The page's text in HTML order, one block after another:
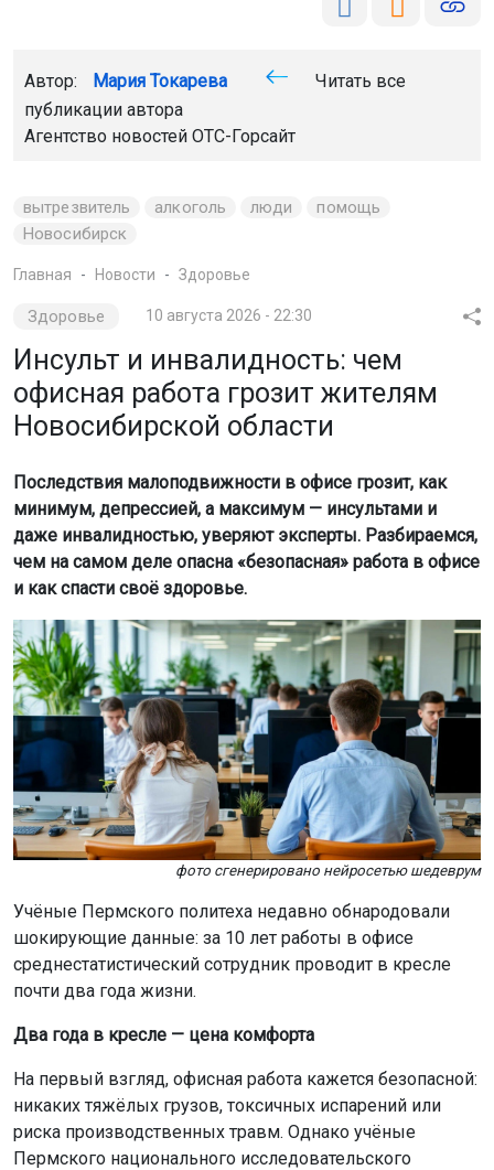
Автор: Мария Токарева
Читать все
публикации автора
Агентство новостей ОТС-Горсайт
вытрезвитель алкоголь люди
помощь
Новосибирск
Главная Новости Здоровье
Здоровье 10 августа 2026 - 22:30
Инсульт и инвалидность: чем
офисная работа грозит жителям
Новосибирской области
Последствия малоподвижности в офисе грозит, как
минимум, депрессией, а максимум — инсультами и
даже инвалидностью, уверяют эксперты. Разбираемся,
чем на самом деле опасна «безопасная» работа в офисе
и как спасти своё здоровье.
фото сгенерировано нейросетью шедеврум
Учёные Пермского политеха недавно обнародовали
шокирующие данные: за 10 лет работы в офисе
среднестатистический сотрудник проводит в кресле
почти два года жизни.
Два года в кресле — цена комфорта
На первый взгляд, офисная работа кажется безопасной:
никаких тяжёлых грузов, токсичных испарений или
риска производственных травм. Однако учёные
Пермского национального исследовательского